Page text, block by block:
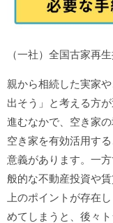
（一社）全国古家再
親から相続した実家
出そう」と考える方
進むなかで、空き家
空き家を有効活用す
意義があります。一
般的な不動産投資や
上のポイントが存在
めてしまうと、後々